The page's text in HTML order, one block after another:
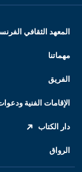
المعهد الثقافي
مهماتنا
الفريق
الإقامات الفنية
دار الكتاب
الرواق